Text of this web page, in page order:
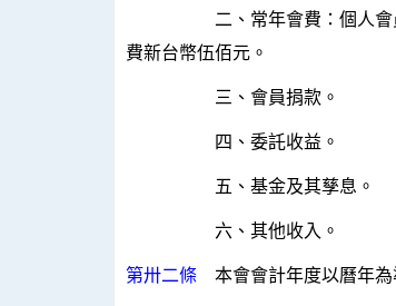
二、常年會費：個人會員（
費新台幣伍佰元。
三、會員捐款。
四、委託收益。
五、基金及其孳息。
六、其他收入。
第卅二條 本會會計年度以曆年